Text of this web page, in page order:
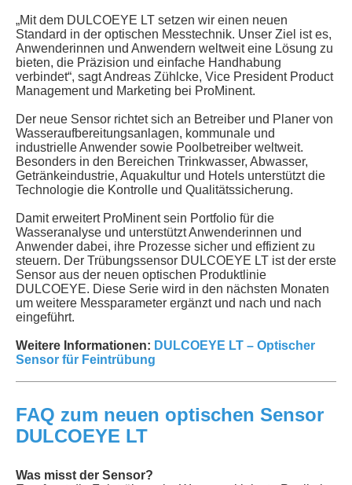
„Mit dem DULCOEYE LT setzen wir einen neuen
Standard in der optischen Messtechnik. Unser Ziel ist es,
Anwenderinnen und Anwendern weltweit eine Lösung zu
bieten, die Präzision und einfache Handhabung
verbindet“, sagt Andreas Zühlcke, Vice President Product
Management und Marketing bei ProMinent.
Der neue Sensor richtet sich an Betreiber und Planer von
Wasseraufbereitungsanlagen, kommunale und
industrielle Anwender sowie Poolbetreiber weltweit.
Besonders in den Bereichen Trinkwasser, Abwasser,
Getränkeindustrie, Aquakultur und Hotels unterstützt die
Technologie die Kontrolle und Qualitätssicherung.
Damit erweitert ProMinent sein Portfolio für die
Wasseranalyse und unterstützt Anwenderinnen und
Anwender dabei, ihre Prozesse sicher und effizient zu
steuern. Der Trübungssensor DULCOEYE LT ist der erste
Sensor aus der neuen optischen Produktlinie
DULCOEYE. Diese Serie wird in den nächsten Monaten
um weitere Messparameter ergänzt und nach und nach
eingeführt.
Weitere Informationen: DULCOEYE LT – Optischer
Sensor für Feintrübung
FAQ zum neuen optischen Sensor
DULCOEYE LT
Was misst der Sensor?